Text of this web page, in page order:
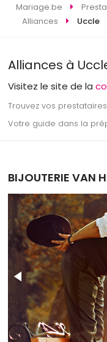
Mariage.be
Alliances
Uccle
Alliances à
Visitez le site de la
Trouvez vos
Votre guide dans la
BIJOUTERIE VAN